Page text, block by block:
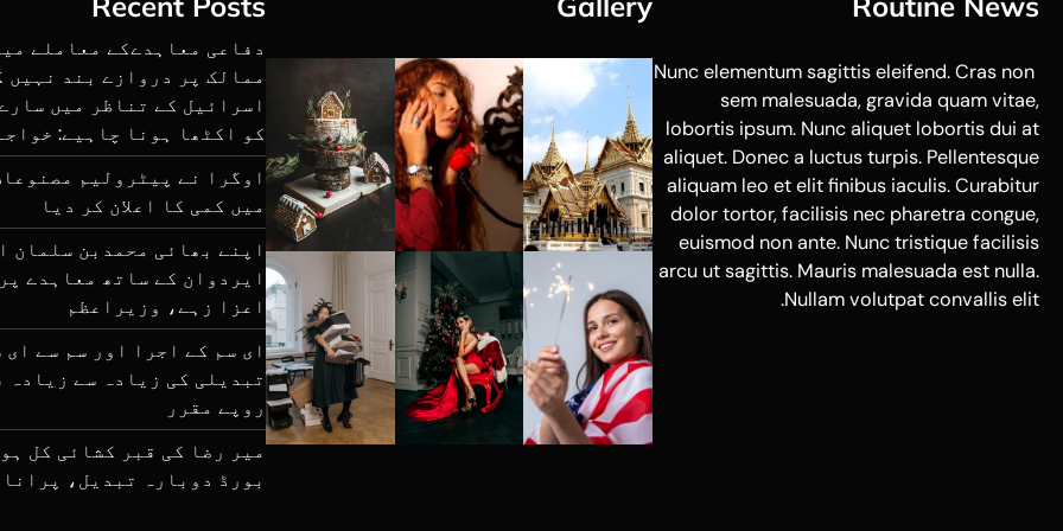
Nunc elementum sagittis eleifend. Cras non
sem malesuada, gravida quam vitae,
lobortis ipsum. Nunc aliquet lobortis dui at
aliquet. Donec a luctus turpis. Pellentesque
aliquam leo et elit finibus iaculis. Curabitur
dolor tortor, facilisis nec pharetra congue,
euismod non ante. Nunc tristique facilisis
arcu ut sagittis. Mauris malesuada est nulla.
Nullam volutpat convallis elit.
دفاعی معاہدےکے معاملے
ممالک پر دروازے بند نہیں
اسرائیل کے تناظر میں
کو اکٹھا ہونا چاہیے:
اوگرا نے پیٹرولیم
میں کمی کا اعلان کر دیا
اپنے بھائی محمدبن سلمان
ایردوان کے ساتھ معاہدے
اعزا زہے، وزیراعظم
ای سم کے اجرا اور سم سے ای
روپے مقرر
میر رضا کی قبر کشائی کل
بورڈ دوبارہ تبدیل،